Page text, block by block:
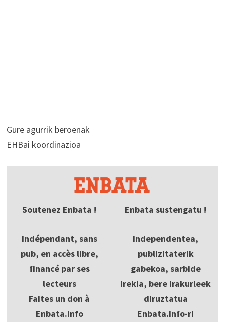
Gure agurrik beroenak
EHBai koordinazioa
Soutenez Enbata !
Indépendant, sans
pub, en accès libre,
financé par ses
lecteurs
Faites un don à
Enbata.info
Enbata sustengatu !
Independentea,
publizitaterik
gabekoa, sarbide
irekia, bere irakurleek
diruztatua
Enbata.Info-ri